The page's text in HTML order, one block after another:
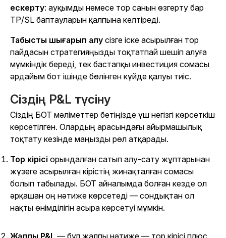
ескерту: ауқымды немесе тор санын өзгерту бар
TP/SL баптауларын қалпына келтіреді.
Табысты шығарып алу сізге іске асырылған тор
пайдасын стратегияңызды тоқтатпай шешіп алуға
мүмкіндік береді, тек бастапқы инвестиция сомасы
әрдайым бот ішінде бөлінген күйде қалуы тиіс.
Сіздің P&L түсіну
Сіздің БОТ мәліметтер бетіңізде үш негізгі көрсеткіш
көрсетілген. Олардың арасындағы айырмашылық
тоқтату кезінде маңызды рөл атқарады.
Тор кірісі орындалған сатып алу-сату жұптарынан
жүзеге асырылған кірістің жинақталған сомасы
болып табылады. БОТ айналымда болған кезде ол
әрқашан оң нәтиже көрсетеді — сондықтан ол
нақты өнімділігін асыра көрсетуі мүмкін.